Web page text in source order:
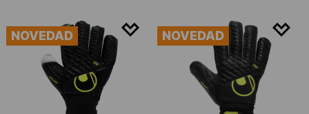
NOVEDAD NOVEDAD